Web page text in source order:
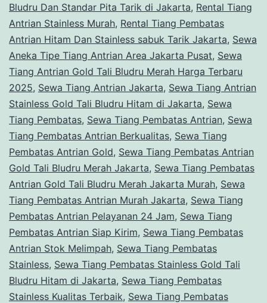
Bludru Dan Standar Pita Tarik di Jakarta, Rental Tiang
Antrian Stainless Murah, Rental Tiang Pembatas
Antrian Hitam Dan Stainless sabuk Tarik Jakarta, Sewa
Aneka Tipe Tiang Antrian Area Jakarta Pusat, Sewa
Tiang Antrian Gold Tali Bludru Merah Harga Terbaru
2025, Sewa Tiang Antrian Jakarta, Sewa Tiang Antrian
Stainless Gold Tali Bludru Hitam di Jakarta, Sewa
Tiang Pembatas, Sewa Tiang Pembatas Antrian, Sewa
Tiang Pembatas Antrian Berkualitas, Sewa Tiang
Pembatas Antrian Gold, Sewa Tiang Pembatas Antrian
Gold Tali Bludru Merah Jakarta, Sewa Tiang Pembatas
Antrian Gold Tali Bludru Merah Jakarta Murah, Sewa
Tiang Pembatas Antrian Murah Jakarta, Sewa Tiang
Pembatas Antrian Pelayanan 24 Jam, Sewa Tiang
Pembatas Antrian Siap Kirim, Sewa Tiang Pembatas
Antrian Stok Melimpah, Sewa Tiang Pembatas
Stainless, Sewa Tiang Pembatas Stainless Gold Tali
Bludru Hitam di Jakarta, Sewa Tiang Pembatas
Stainless Kualitas Terbaik, Sewa Tiang Pembatas